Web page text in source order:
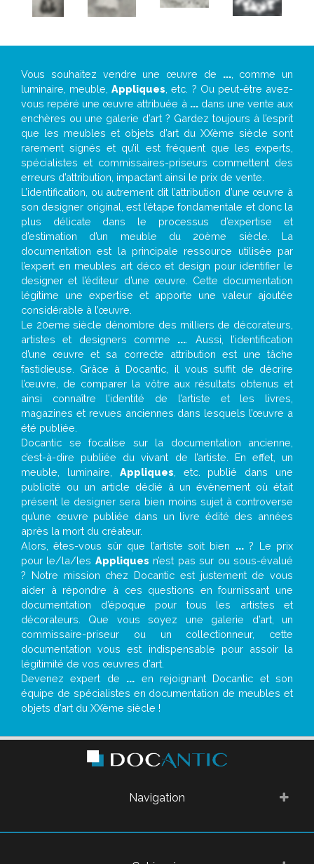
Vous souhaitez vendre une œuvre de ..., comme un
luminaire, meuble,Appliques , etc. ? Ou peut-être avez-
vous repéré une œuvre attribuée à ...dans une vente aux
enchères ou une galerie d’art ? Gardez toujours à l’esprit
que les meubles et objets d’art du XXème siècle sont
rarement signés et qu’il est fréquent que les experts,
spécialistes et commissaires-priseurs commettent des
erreurs d’attribution, impactant ainsi le prix de vente.
L’identification, ou autrement dit l’attribution d’une œuvre à
son designer original, est l’étape fondamentale et donc la
plus délicate dans le processus d’expertise et
d’estimation d’un meuble du 20ème siècle. La
documentation est la principale ressource utilisée par
l’expert en meubles art déco et design pour identifier le
designer et l’éditeur d’une œuvre. Cette documentation
légitime une expertise et apporte une valeur ajoutée
considérable à l’œuvre.
Le 20eme siècle dénombre des milliers de décorateurs,
artistes et designers comme ... . Aussi, l’identification
d’une œuvre et sa correcte attribution est une tâche
fastidieuse. Grâce à Docantic, il vous suffit de décrire
l’œuvre, de comparer la vôtre aux résultats obtenus et
ainsi connaître l’identité de l’artiste et les livres,
magazines et revues anciennes dans lesquels l’œuvre a
été publiée.
Docantic se focalise sur la documentation ancienne,
c’est-à-dire publiée du vivant de l’artiste. En effet, un
meuble, luminaire, Appliques , etc. publié dans une
publicité ou un article dédié à un évènement où était
présent le designer sera bien moins sujet à controverse
qu’une œuvre publiée dans un livre édité des années
après la mort du créateur.
Alors, êtes-vous sûr que l’artiste soit bien ...? Le prix
pour le/la/les Appliques n’est pas sur ou sous-évalué
? Notre mission chez Docantic est justement de vous
aider à répondre à ces questions en fournissant une
documentation d’époque pour tous les artistes et
décorateurs. Que vous soyez une galerie d’art, un
commissaire-priseur ou un collectionneur, cette
documentation vous est indispensable pour assoir la
légitimité de vos œuvres d’art.
Devenez expert de ... en rejoignant Docantic et son
équipe de spécialistes en documentation de meubles et
objets d’art du XXème siècle !
Navigation